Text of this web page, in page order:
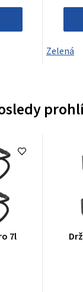
Zelená
7l